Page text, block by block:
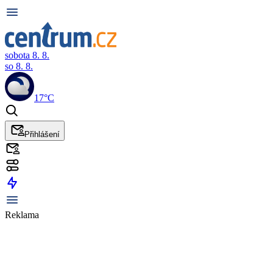
sobota 8. 8.
so 8. 8.
17°C
Přihlášení
Reklama